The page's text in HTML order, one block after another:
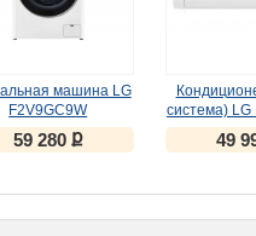
машина LG
F2V9GC9W
59 280 ք
система) LG
inverter49